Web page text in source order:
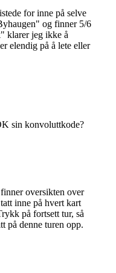
for inne på selve
og finner 5/6
klarer jeg ikke å
elendig på å lete eller
sin konvoluttkode?
oversikten over
inne på hvert kart
på fortsett tur, så
på denne turen opp.